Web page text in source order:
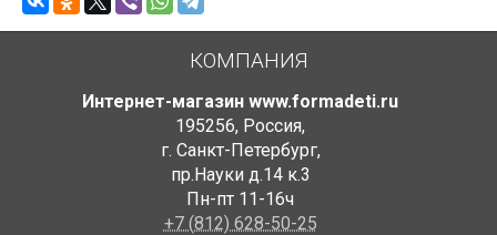
КОМПАНИЯ
Интернет-магазин www.formadeti.ru
195256, Россия,
г. Санкт-Петербург,
пр.Науки д.14 к.3
Пн-пт 11-16ч
+7 (812) 628-50-25